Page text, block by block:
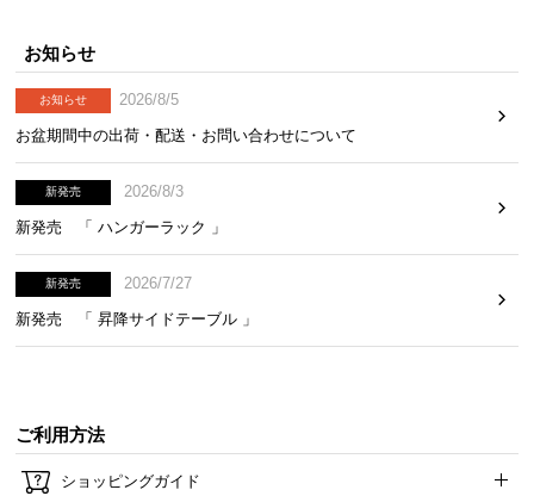
お知らせ
お知らせ
2026/8/5
お盆期間中の出荷・配送・お問い合わせについて
新発売
2026/8/3
新発売 「 ハンガーラック 」
新発売
2026/7/27
新発売 「 昇降サイドテーブル 」
ご利用方法
ショッピングガイド